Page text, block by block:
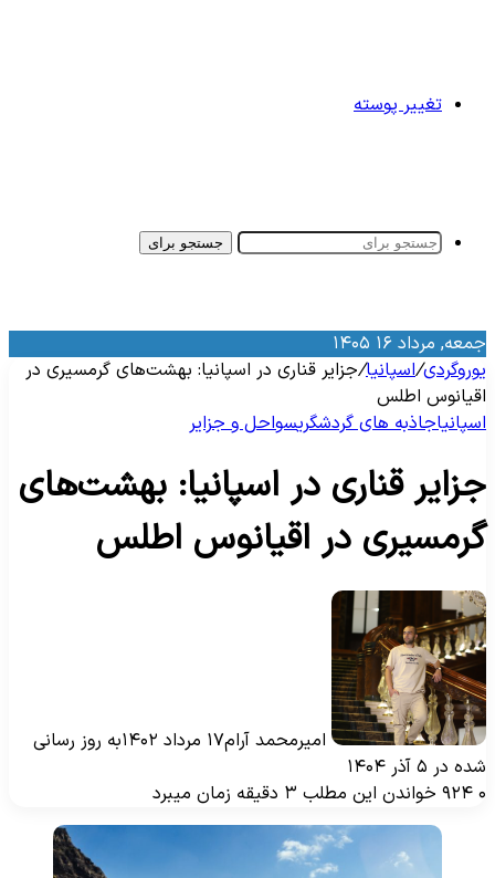
تغییر پوسته
جستجو برای
مرداد ۱۶ ۱۴۰۵
/اسپانیا/جزایر قناری در اسپانیا: بهشت‌های گرمسیری در
اطلس
جاذبه‌ های گردشگریسواحل و جزایر
قناری در اسپانیا: بهشت‌های
در اقیانوس اطلس
امیرمحمد آرام۱۷ مرداد ۱۴۰۲
به روز رسانی
در ۵ آذر ۱۴۰۴
خواندن این مطلب ۳ دقیقه زمان میبرد